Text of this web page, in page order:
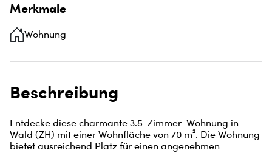
Merkmale
Wohnung
Beschreibung
Entdecke diese charmante 3.5-Zimmer-Wohnung in
Wald (ZH) mit einer Wohnfläche von 70 m². Die Wohnung
bietet ausreichend Platz für einen angenehmen